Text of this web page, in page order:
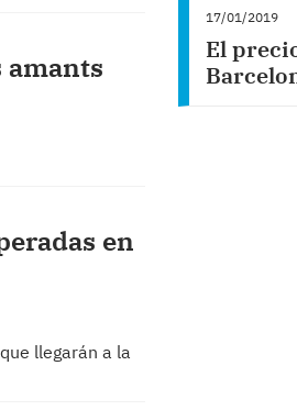
amants
en
llegarán a la
17/01/2019
El